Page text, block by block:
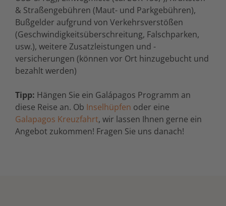
& Straßengebühren (Maut- und Parkgebühren),
Bußgelder aufgrund von Verkehrsverstößen
(Geschwindigkeitsüberschreitung, Falschparken,
usw.), weitere Zusatzleistungen und -
versicherungen (können vor Ort hinzugebucht und
bezahlt werden)
Tipp: Hängen Sie ein Galápagos Programm an
diese Reise an. Ob Inselhüpfen oder eine
Galapagos Kreuzfahrt, wir lassen Ihnen gerne ein
Angebot zukommen! Fragen Sie uns danach!